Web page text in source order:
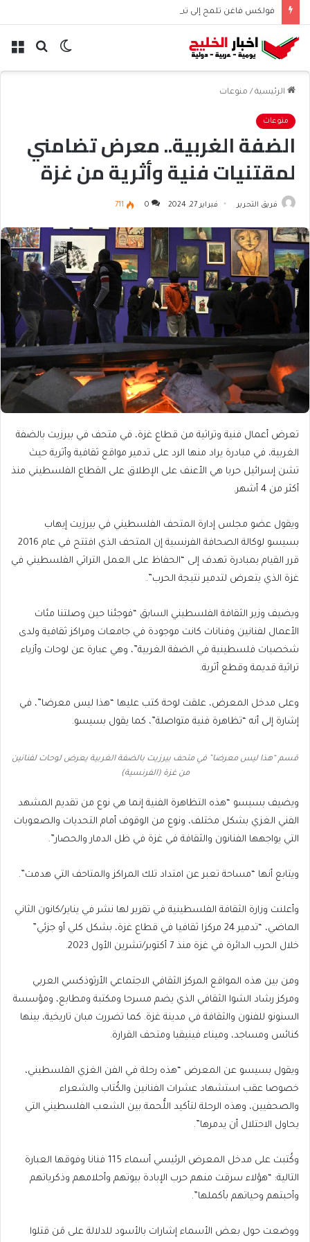
فولكس فاغن تلمح إلى تسريح 50 ألف موظف عالميًا
بحث الوضع
الرئيسية / منوعات
منوعات
الضفة الغربية.. معرض تضامني
لمقتنيات فنية وأثرية من غزة
فريق التحرير فبراير 27, 2024 0
711
تعرض أعمال فنية وتراثية من قطاع غزة، في متحف في بيرزيت بالضفة
الغربية، في مبادرة يراد منها الرد على تدمير مواقع ثقافية وأثرية حيث
تشن إسرائيل حربا هي الأعنف على الإطلاق على القطاع الفلسطيني منذ
أكثر من 4 أشهر.
ويقول عضو مجلس إدارة المتحف الفلسطيني في بيرزيت إيهاب
بسيسو لوكالة الصحافة الفرنسية إن المتحف الذي افتتح في عام 2016
قرر القيام بمبادرة تهدف إلى “الحفاظ على العمل التراثي الفلسطيني في
غزة الذي يتعرض لتدمير نتيجة الحرب”.
ويضيف وزير الثقافة الفلسطيني السابق “فوجئنا حين وصلتنا مئات
الأعمال لفنانين وفنانات كانت موجودة في جامعات ومراكز ثقافية ولدى
شخصيات فلسطينية في الضفة الغربية”، وهي عبارة عن لوحات وأزياء
تراثية قديمة وقطع أثرية.
وعلى مدخل المعرض، علقت لوحة كتب عليها “هذا ليس معرضا”، في
إشارة إلى أنه “تظاهرة فنية متواصلة”، كما يقول بسيسو.
قسم “هذا ليس معرضا” في متحف بيرزيت بالضفة الغربية يعرض لوحات لفنانين
من غزة (الفرنسية)
ويضيف بسيسو “هذه التظاهرة الفنية إنما هي نوع من تقديم المشهد
الفني الغزي بشكل مختلف، ونوع من الوقوف أمام التحديات والصعوبات
التي يواجهها الفنانون والثقافة في غزة في ظل الدمار والحصار”.
ويتابع أنها “مساحة تعبر عن امتداد تلك المراكز والمتاحف التي هدمت”.
وأعلنت وزارة الثقافة الفلسطينية في تقرير لها نشر في يناير/كانون الثاني
الماضي، “تدمير 24 مركزا ثقافيا في قطاع غزة، بشكل كلي أو جزئي”
خلال الحرب الدائرة في غزة منذ 7 أكتوبر/تشرين الأول 2023.
ومن بين هذه المواقع المركز الثقافي الاجتماعي الأرثوذكسي العربي
ومركز رشاد الشوا الثقافي الذي يضم مسرحا ومكتبة ومطابع، ومؤسسة
السنونو للفنون والثقافة في مدينة غزة. كما تضررت مبان تاريخية، بينها
كنائس ومساجد، وميناء فينيقيا ومتحف القرارة.
ويقول بسيسو عن المعرض “هذه رحلة في الفن الغزي الفلسطيني،
خصوصا عقب استشهاد عشرات الفنانين والكُتاب والشعراء
والصحفيين، وهذه الرحلة لتأكيد اللُّحمة بين الشعب الفلسطيني التي
يحاول الاحتلال أن يدمرها”.
وكُتبت على مدخل المعرض الرئيسي أسماء 115 فنانا وفوقها العبارة
التالية: “هؤلاء سرقت منهم حرب الإبادة بيوتهم وأحلامهم وذكرياتهم
وأحبتهم وحياتهم بأكملها”.
ووضعت حول بعض الأسماء إشارات بالأسود للدلالة على مَن قتلوا